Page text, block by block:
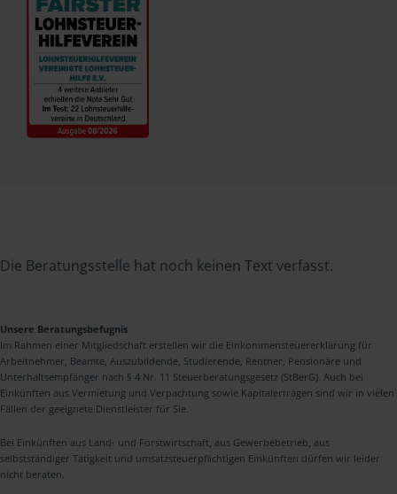
Die Beratungsstelle hat noch keinen Text verfasst.
Unsere Beratungsbefugnis
Im Rahmen einer Mitgliedschaft erstellen wir die Einkommensteuererklärung für
Arbeitnehmer, Beamte, Auszubildende, Studierende, Rentner, Pensionäre und
Unterhaltsempfänger nach § 4 Nr. 11 Steuerberatungsgesetz (StBerG). Auch bei
Einkünften aus Vermietung und Verpachtung sowie Kapitalerträgen sind wir in vielen
Fällen der geeignete Dienstleister für Sie.
Bei Einkünften aus Land- und Forstwirtschaft, aus Gewerbebetrieb, aus
selbstständiger Tätigkeit und umsatzsteuerpflichtigen Einkünften dürfen wir leider
nicht beraten.